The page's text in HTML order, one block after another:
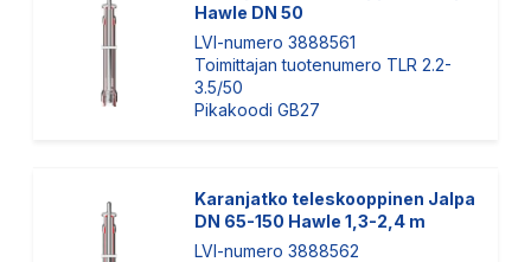
Hawle DN 50
LVI-numero 3888561
Toimittajan tuotenumero TLR 2.2-
3.5/50
Pikakoodi GB27
Karanjatko teleskooppinen Jalpa
DN 65-150 Hawle 1,3-2,4 m
LVI-numero 3888562